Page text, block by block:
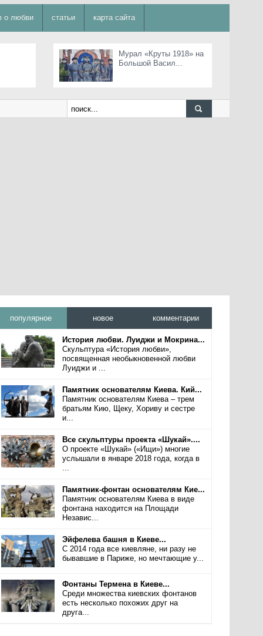
о любви статьи карта сайта
Мурал «Круты 1918» на
Большой Васил...
популярное новое комментарии
История любви. Луиджи и Мокрина...
Скульптура «История любви»,
посвященная необыкновенной любви
Луиджи и ...
Памятник основателям Киева. Кий...
Памятник основателям Киева – трем
братьям Кию, Щеку, Хориву и сестре
и...
Все скульптуры проекта «Шукай»....
О проекте «Шукай» («Ищи») многие
услышали в январе 2018 года, когда в
...
Памятник-фонтан основателям Кие...
Памятник основателям Киева в виде
фонтана находится на Площади
Независ...
Эйфелева башня в Киеве...
С 2014 года все киевляне, ни разу не
бывавшие в Париже, но мечтающие у...
Фонтаны Термена в Киеве...
Среди множества киевских фонтанов
есть несколько похожих друг на
друга...